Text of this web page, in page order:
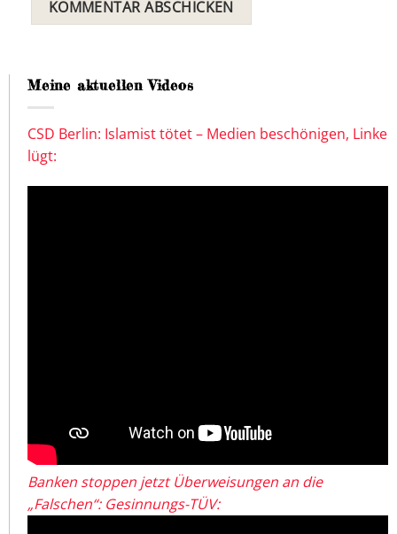
Meine aktuellen Videos
CSD Berlin: Islamist tötet – Medien beschönigen, Linke
lügt:
Banken stoppen jetzt Überweisungen an die
„Falschen“: Gesinnungs-TÜV: